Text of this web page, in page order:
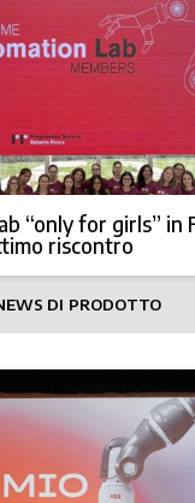
“only for girls” in
riscontro
DI PRODOTTO